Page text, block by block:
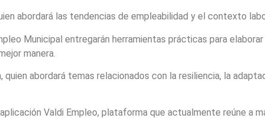
abordará las tendencias de empleabilidad y el contexto
Municipal entregarán herramientas prácticas para
manera.
abordará temas relacionados con la resiliencia, la
Valdi Empleo, plataforma que actualmente reúne a